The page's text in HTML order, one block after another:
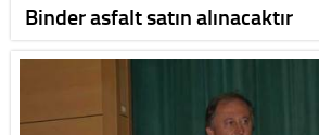
Binder asfalt satın alınacaktır